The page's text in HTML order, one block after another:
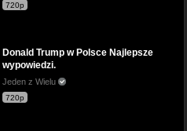
720p
Donald Trump w Polsce Najlepsze
wypowiedzi.
Jeden z Wielu
720p